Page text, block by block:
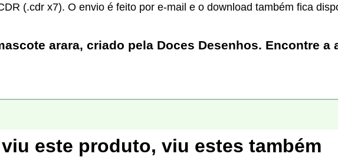
(.cdr x7). O envio é feito por e-mail e o download também fica
arara, criado pela Doces Desenhos. Encontre a
este produto, viu estes também